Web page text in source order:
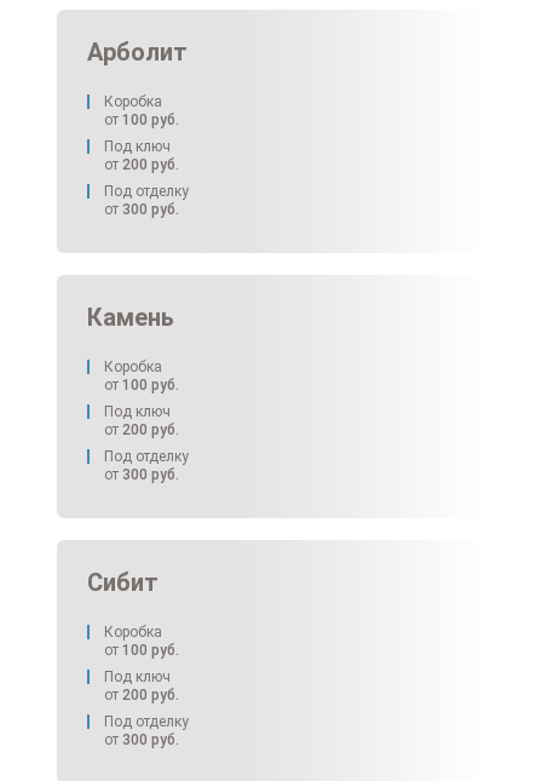
Арболит
Коробка
от 100 руб.
Под ключ
от 200 руб.
Под отделку
от 300 руб.
Камень
Коробка
от 100 руб.
Под ключ
от 200 руб.
Под отделку
от 300 руб.
Сибит
Коробка
от 100 руб.
Под ключ
от 200 руб.
Под отделку
от 300 руб.